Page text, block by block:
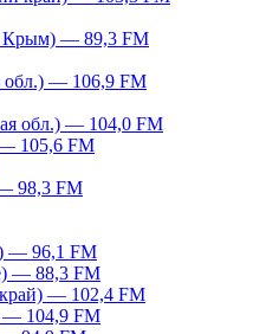
Крым) — 89,3 FM
обл.) — 106,9 FM
обл.) — 104,0 FM
105,6 FM
98,3 FM
— 96,1 FM
— 88,3 FM
— 102,4 FM
— 104,9 FM